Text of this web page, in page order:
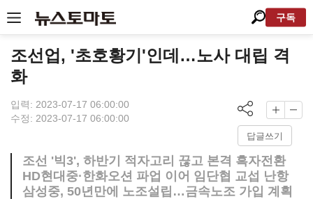
구독
조선업, '초호황기'인데…노사 대립 격
화
입력: 2023-07-17 06:00:00
수정: 2023-07-17 06:00:00
답글쓰기
조선 '빅3', 하반기 적자고리 끊고 본격 흑자전환
HD현대중·한화오션 파업 이어 임단협 교섭 난항
삼성중, 50년만에 노조설립…금속노조 가입 계획